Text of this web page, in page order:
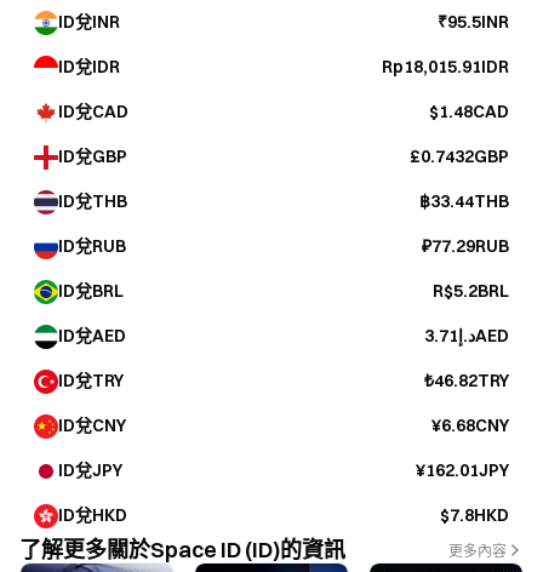
ID兌INR ₹95.5INR
ID兌IDR Rp18,015.91IDR
ID兌CAD $1.48CAD
ID兌GBP £0.7432GBP
ID兌THB ฿33.44THB
ID兌RUB ₽77.29RUB
ID兌BRL R$5.2BRL
ID兌AED د.إ3.71AED
ID兌TRY ₺46.82TRY
ID兌CNY ¥6.68CNY
ID兌JPY ¥162.01JPY
ID兌HKD $7.8HKD
了解更多關於Space ID (ID)的資訊 更多內容